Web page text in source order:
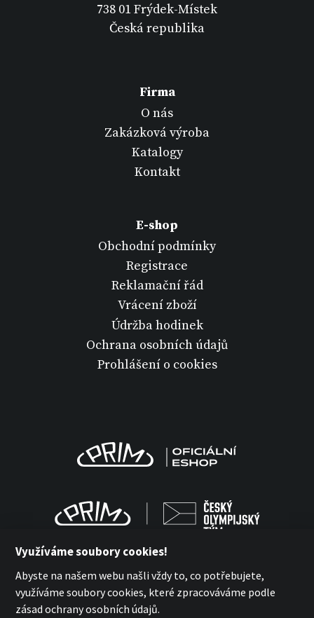
738 01 Frýdek-Místek
Česká republika
Firma
O nás
Zakázková výroba
Katalogy
Kontakt
E-shop
Obchodní podmínky
Registrace
Reklamační řád
Vrácení zboží
Údržba hodinek
Ochrana osobních údajů
Prohlášení o cookies
MPM Quality 2026
Využíváme soubory cookies!
Abyste na našem webu našli vždy to, co potřebujete,
využíváme soubory cookies, které zpracováváme podle
zásad ochrany osobních údajů.